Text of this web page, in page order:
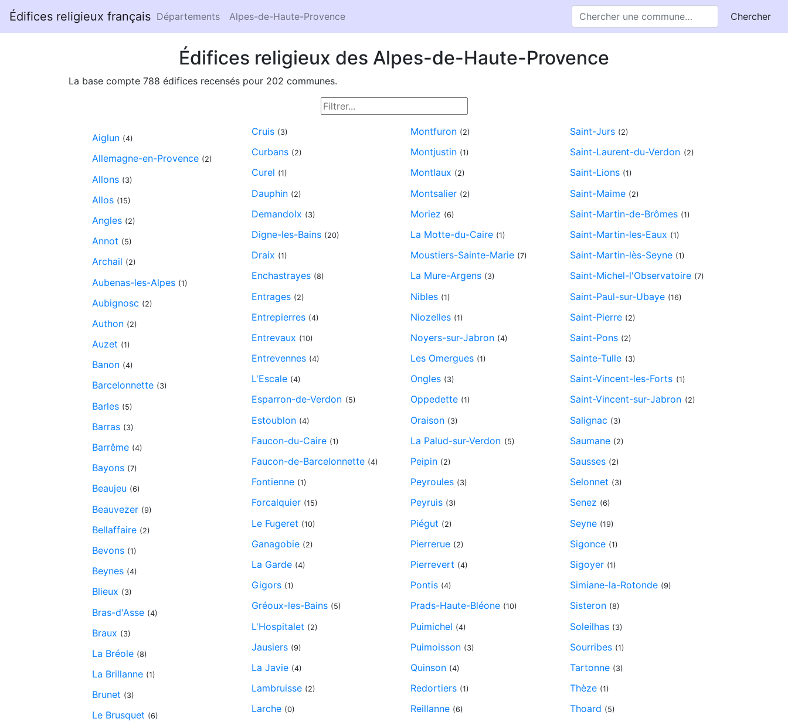
Édifices religieux français Départements Alpes-de-Haute-Provence Chercher
Édifices religieux des Alpes-de-Haute-Provence
La base compte 788 édifices recensés pour 202 communes.
Aiglun (4)
Allemagne-en-Provence (2)
Allons (3)
Allos (15)
Angles (2)
Annot (5)
Archail (2)
Aubenas-les-Alpes (1)
Aubignosc (2)
Authon (2)
Auzet (1)
Banon (4)
Barcelonnette (3)
Barles (5)
Barras (3)
Barrême (4)
Bayons (7)
Beaujeu (6)
Beauvezer (9)
Bellaffaire (2)
Bevons (1)
Beynes (4)
Blieux (3)
Bras-d'Asse (4)
Braux (3)
La Bréole (8)
La Brillanne (1)
Brunet (3)
Le Brusquet (6)
Cruis (3)
Curbans (2)
Curel (1)
Dauphin (2)
Demandolx (3)
Digne-les-Bains (20)
Draix (1)
Enchastrayes (8)
Entrages (2)
Entrepierres (4)
Entrevaux (10)
Entrevennes (4)
L'Escale (4)
Esparron-de-Verdon (5)
Estoublon (4)
Faucon-du-Caire (1)
Faucon-de-Barcelonnette (4)
Fontienne (1)
Forcalquier (15)
Le Fugeret (10)
Ganagobie (2)
La Garde (4)
Gigors (1)
Gréoux-les-Bains (5)
L'Hospitalet (2)
Jausiers (9)
La Javie (4)
Lambruisse (2)
Larche (0)
Montfuron (2)
Montjustin (1)
Montlaux (2)
Montsalier (2)
Moriez (6)
La Motte-du-Caire (1)
Moustiers-Sainte-Marie (7)
La Mure-Argens (3)
Nibles (1)
Niozelles (1)
Noyers-sur-Jabron (4)
Les Omergues (1)
Ongles (3)
Oppedette (1)
Oraison (3)
La Palud-sur-Verdon (5)
Peipin (2)
Peyroules (3)
Peyruis (3)
Piégut (2)
Pierrerue (2)
Pierrevert (4)
Pontis (4)
Prads-Haute-Bléone (10)
Puimichel (4)
Puimoisson (3)
Quinson (4)
Redortiers (1)
Reillanne (6)
Saint-Jurs (2)
Saint-Laurent-du-Verdon (2)
Saint-Lions (1)
Saint-Maime (2)
Saint-Martin-de-Brômes (1)
Saint-Martin-les-Eaux (1)
Saint-Martin-lès-Seyne (1)
Saint-Michel-l'Observatoire (7)
Saint-Paul-sur-Ubaye (16)
Saint-Pierre (2)
Saint-Pons (2)
Sainte-Tulle (3)
Saint-Vincent-les-Forts (1)
Saint-Vincent-sur-Jabron (2)
Salignac (3)
Saumane (2)
Sausses (2)
Selonnet (3)
Senez (6)
Seyne (19)
Sigonce (1)
Sigoyer (1)
Simiane-la-Rotonde (9)
Sisteron (8)
Soleilhas (3)
Sourribes (1)
Tartonne (3)
Thèze (1)
Thoard (5)